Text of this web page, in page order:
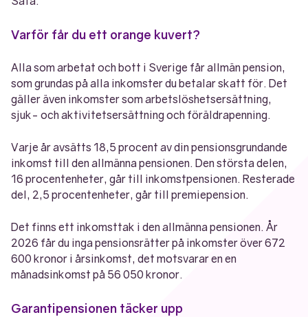
Varför får du ett orange kuvert?
Alla som arbetat och bott i Sverige får allmän pension,
som grundas på alla inkomster du betalar skatt för. Det
gäller även inkomster som arbetslöshetsersättning,
sjuk- och aktivitetsersättning och föräldrapenning.
Varje år avsätts 18,5 procent av din pensionsgrundande
inkomst till den allmänna pensionen. Den största delen,
16 procentenheter, går till inkomstpensionen. Resterade
del, 2,5 procentenheter, går till premiepension.
Det finns ett inkomsttak i den allmänna pensionen. År
2026 får du inga pensionsrätter på inkomster över 672
600 kronor i årsinkomst, det motsvarar en en
månadsinkomst på 56 050 kronor.
Garantipensionen täcker upp